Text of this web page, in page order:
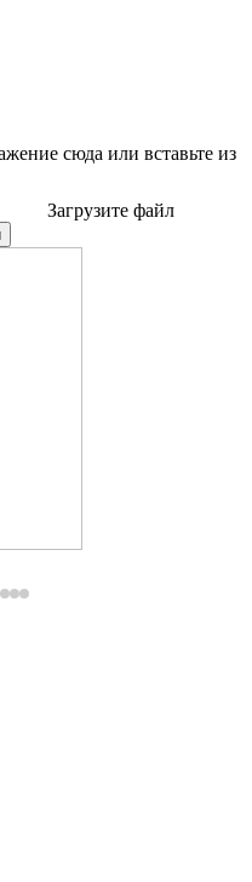
сюда или вставьте из
Загрузите файл